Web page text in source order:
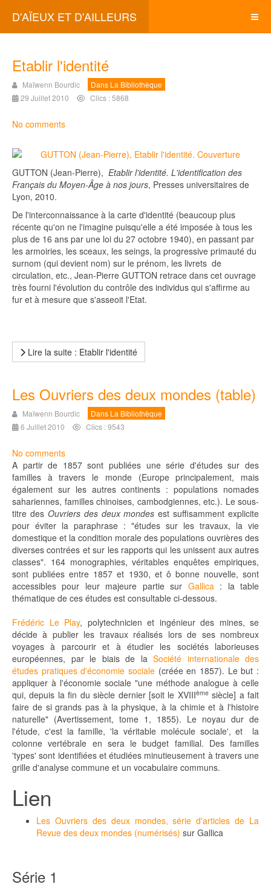
D'AÏEUX ET D'AILLEURS
Etablir l'identité
Maïwenn Bourdic
Dans La Bibliothèque
29 Juillet 2010
Clics : 5868
No comments
GUTTON (Jean-Pierre), Etablir l'identité. L'identification des
Français du Moyen-Âge à nos jours, Presses universitaires de
Lyon, 2010.
De l'interconnaissance à la carte d'identité (beaucoup plus
récente qu'on ne l'imagine puisqu'elle a été imposée à tous les
plus de 16 ans par une loi du 27 octobre 1940), en passant par
les armoiries, les sceaux, les seings, la progressive primauté du
surnom (qui devient nom) sur le prénom, les livrets de
circulation, etc., Jean-Pierre GUTTON retrace dans cet ouvrage
très fourni l'évolution du contrôle des individus qui s'affirme au
fur et à mesure que s'asseoit l'Etat.
Lire la suite : Etablir l'identité
Les Ouvriers des deux mondes (table)
Maïwenn Bourdic
Dans La Bibliothèque
6 Juillet 2010
Clics : 9543
No comments
A partir de 1857 sont publiées une série d'études sur des
familles à travers le monde (Europe principalement, mais
également sur les autres continents : populations nomades
sahariennes, familles chinoises, cambodgiennes, etc.). Le sous-
titre des Ouvriers des deux mondesest suffisamment explicite
pour éviter la paraphrase : "études sur les travaux, la vie
domestique et la condition morale des populations ouvrières des
diverses contrées et sur les rapports qui les unissent aux autres
classes". 164 monographies, véritables enquêtes empiriques,
sont publiées entre 1857 et 1930, et ô bonne nouvelle, sont
accessibles pour leur majeure partie sur Gallica : la table
thématique de ces études est consultable ci-dessous.
Frédéric Le Play, polytechnicien et ingénieur des mines, se
décide à publier les travaux réalisés lors de ses nombreux
voyages à parcourir et à étudier les sociétés laborieuses
européennes, par le biais de la Société internationale des
études pratiques d'économie sociale (créée en 1857). Le but :
appliquer à l'économie sociale "une méthode analogue à celle
qui, depuis la fin du siècle dernier [soit le XVIIIèmesiècle] a fait
faire de si grands pas à la physique, à la chimie et à l'histoire
naturelle" (Avertissement, tome 1, 1855). Le noyau dur de
l'étude, c'est la famille, 'la véritable molécule sociale', et la
colonne vertébrale en sera le budget familial. Des familles
'types' sont identifiées et étudiées minutieusement à travers une
grille d'analyse commune et un vocabulaire communs.
Lien
Les Ouvriers des deux mondes, série d'articles de La
Revue des deux mondes (numérisés) sur Gallica
Série 1